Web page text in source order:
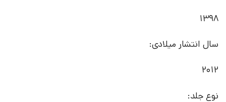
1398
سال انتشار میلادی:
2012
نوع جلد: